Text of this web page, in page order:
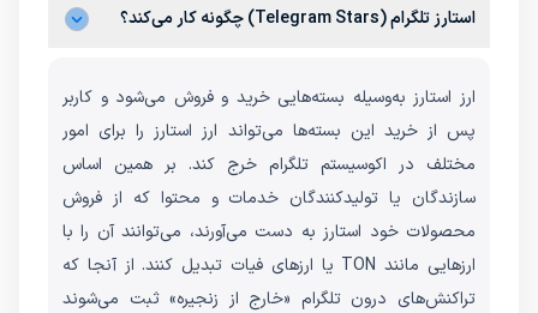
استارز تلگرام (Telegram Stars) چگونه کار می‌کند؟
ارز استارز به‌وسیله بسته‌هایی خرید و فروش می‌شود و کاربر
پس از خرید این بسته‌ها می‌تواند ارز استارز را برای امور
مختلف در اکوسیستم تلگرام خرج کند. بر همین اساس
سازندگان یا تولیدکنندگان خدمات و محتوا که از فروش
محصولات خود استارز به دست می‌آورند، می‌توانند آن را با
ارزهایی مانند TON یا ارزهای فیات تبدیل کنند. از آنجا که
تراکنش‌های درون تلگرام «خارج از زنجیره» ثبت می‌شوند